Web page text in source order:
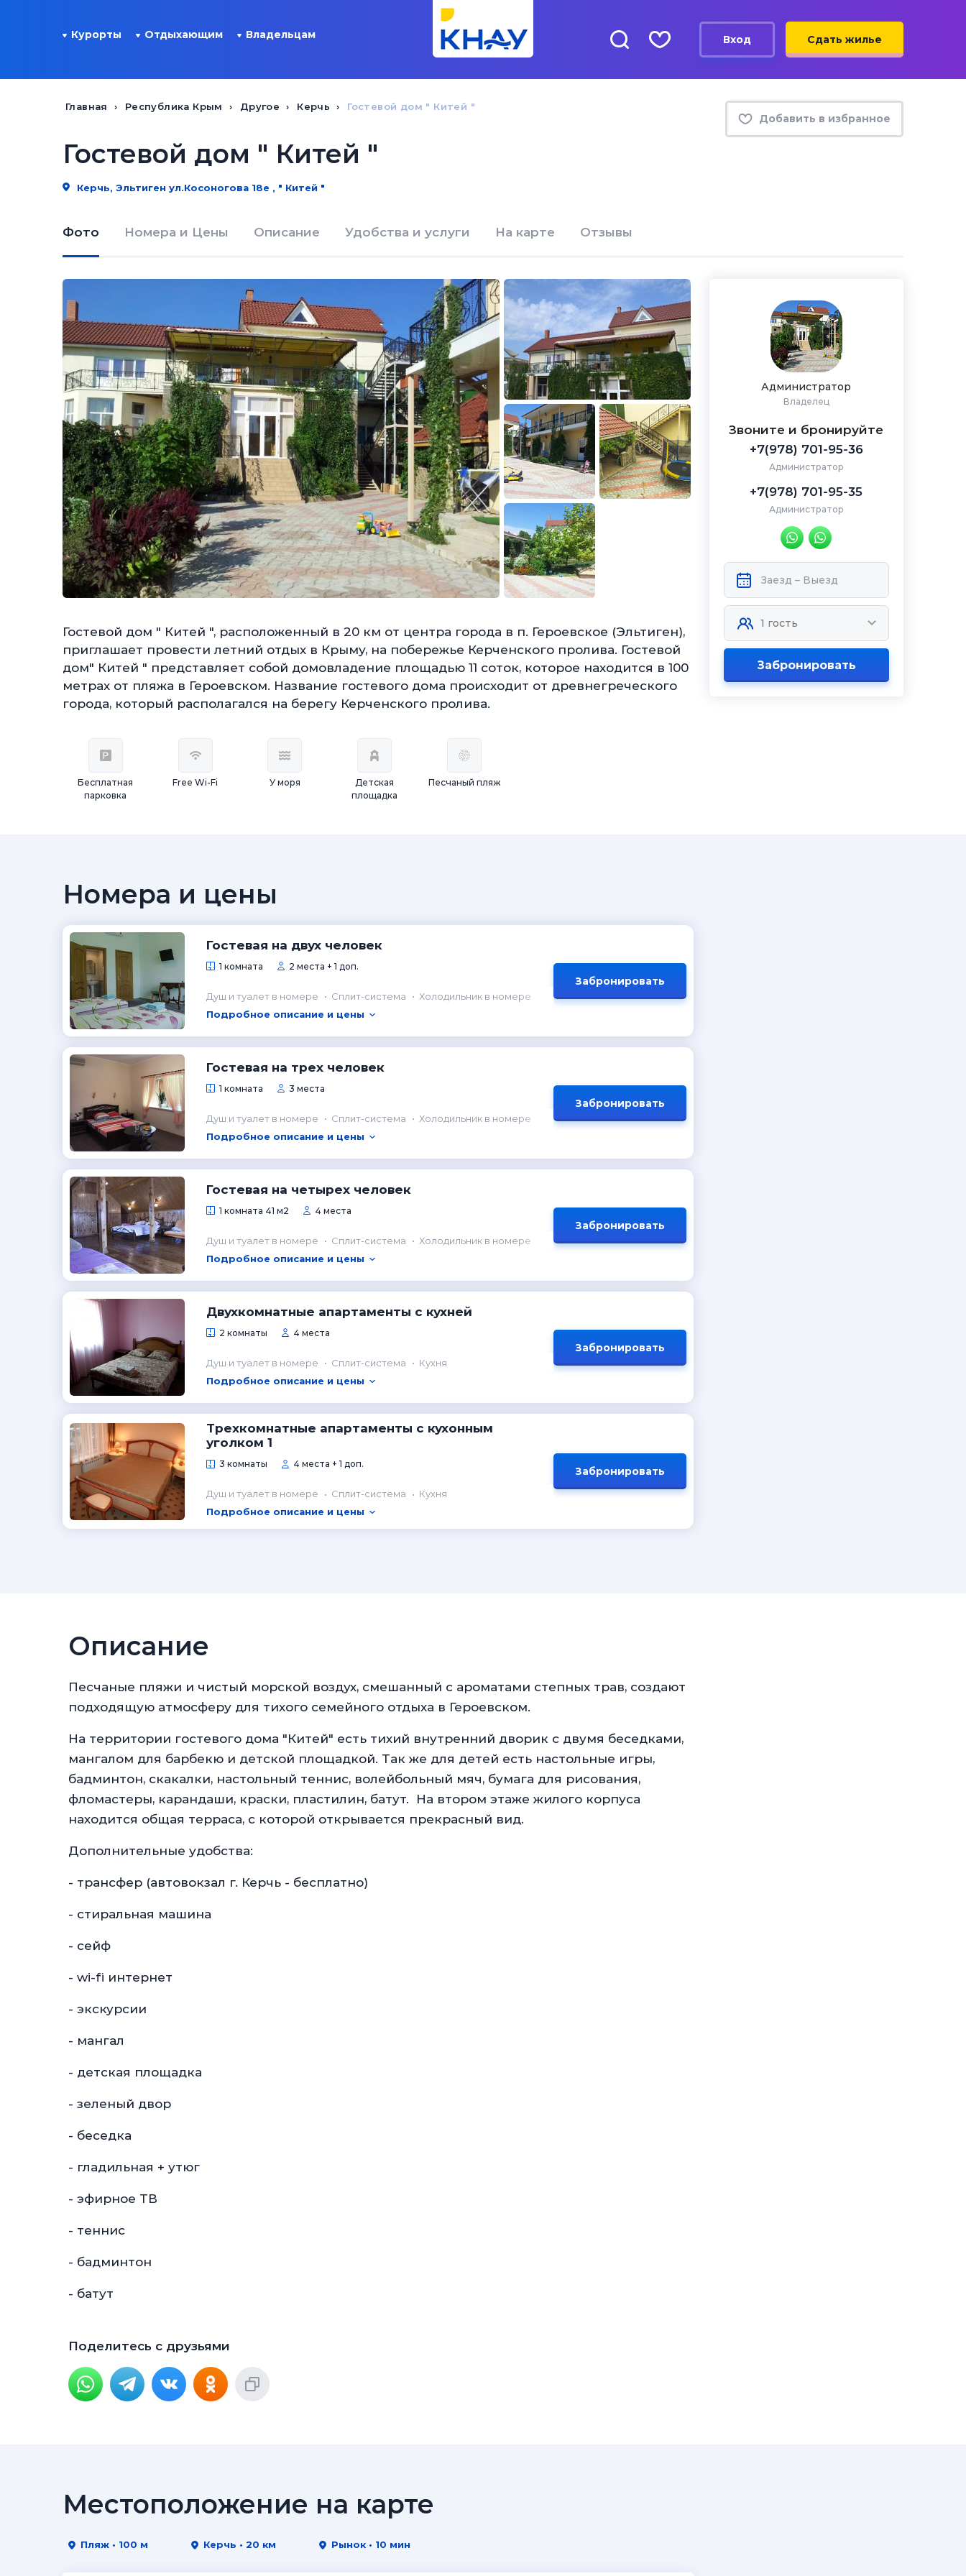
Курорты Отдыхающим Владельцам Вход Сдать жилье
Главная Республика Крым Другое Керчь Гостевой дом " Китей "
Добавить в избранное
Гостевой дом " Китей "
Керчь, Эльтиген ул.Косоногова 18е , " Китей "
Фото Номера и Цены Описание Удобства и услуги На карте Отзывы
Администратор
Владелец
Звоните и бронируйте
+7(978) 701-95-36
Администратор
+7(978) 701-95-35
Администратор
Забронировать
Гостевой дом " Китей ", расположенный в 20 км от центра города в п. Героевское (Эльтиген),
приглашает провести летний отдых в Крыму, на побережье Керченского пролива. Гостевой
дом" Китей " представляет собой домовладение площадью 11 соток, которое находится в 100
метрах от пляжа в Героевском. Название гостевого дома происходит от древнегреческого
города, который располагался на берегу Керченского пролива.
Бесплатная
парковка
Free Wi-Fi У моря
Детская
площадка
Песчаный пляж
Номера и цены
Гостевая на двух человек
1 комната 2 места + 1 доп.
Душ и туалет в номере Сплит-система
Холодильник в номере
Подробное описание и цены
Забронировать
Гостевая на трех человек
1 комната 3 места
Душ и туалет в номере Сплит-система
Холодильник в номере
Подробное описание и цены
Забронировать
Гостевая на четырех человек
1 комната 41 м2 4 места
Душ и туалет в номере Сплит-система
Холодильник в номере
Подробное описание и цены
Забронировать
Двухкомнатные апартаменты с кухней
2 комнаты 4 места
Душ и туалет в номере Сплит-система
Кухня
Подробное описание и цены
Забронировать
Трехкомнатные апартаменты с кухонным
уголком 1
3 комнаты 4 места + 1 доп.
Душ и туалет в номере Сплит-система
Кухня
Подробное описание и цены
Забронировать
Описание
Песчаные пляжи и чистый морской воздух, смешанный с ароматами степных трав, создают
подходящую атмосферу для тихого семейного отдыха в Героевском.
На территории гостевого дома "Китей" есть тихий внутренний дворик с двумя беседками,
мангалом для барбекю и детской площадкой. Так же для детей есть настольные игры,
бадминтон, скакалки, настольный теннис, волейбольный мяч, бумага для рисования,
фломастеры, карандаши, краски, пластилин, батут. На втором этаже жилого корпуса
находится общая терраса, с которой открывается прекрасный вид.
Дополнительные удобства:
- трансфер (автовокзал г. Керчь - бесплатно)
- стиральная машина
- сейф
- wi-fi интернет
- экскурсии
- мангал
- детская площадка
- зеленый двор
- беседка
- гладильная + утюг
- эфирное ТВ
- теннис
- бадминтон
- батут
Поделитесь с друзьями
Местоположение на карте
Пляж • 100 м Керчь • 20 км Рынок • 10 мин